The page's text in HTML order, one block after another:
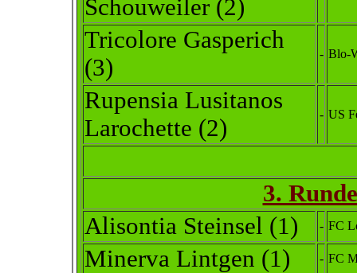
Schouweiler (2)
Tricolore Gasperich
(3)
- Blo-
Rupensia Lusitanos
Larochette (2)
- US
3.
Alisontia Steinsel (1) - FC
Minerva Lintgen (1) - FC